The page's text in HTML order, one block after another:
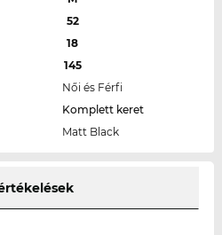
52
18
145
Női és Férfi
Komplett keret
Matt Black